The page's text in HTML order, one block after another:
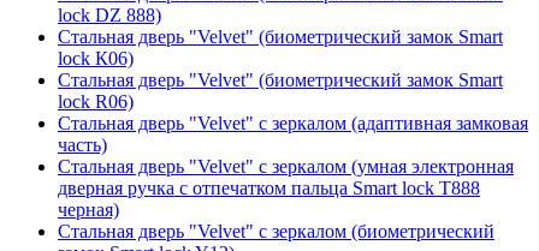
lock DZ 888)
Стальная дверь "Velvet" (биометрический замок Smart
lock К06)
Стальная дверь "Velvet" (биометрический замок Smart
lock R06)
Стальная дверь "Velvet" с зеркалом (адаптивная замковая
часть)
Стальная дверь "Velvet" с зеркалом (умная электронная
дверная ручка с отпечатком пальца Smart lock T888
черная)
Стальная дверь "Velvet" с зеркалом (биометрический